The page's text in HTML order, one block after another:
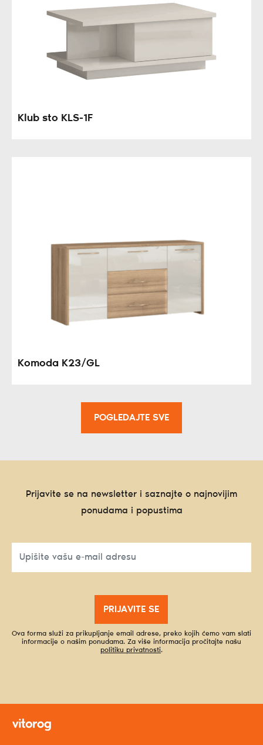
Klub sto KLS-1F
Komoda K23/GL
POGLEDAJTE SVE
Prijavite se na newsletter i saznajte o najnovijim
ponudama i popustima
PRIJAVITE SE
Ova forma služi za prikupljanje email adrese, preko kojih ćemo vam slati
informacije o našim ponudama. Za više informacija pročitajte našu
politiku privatnosti.